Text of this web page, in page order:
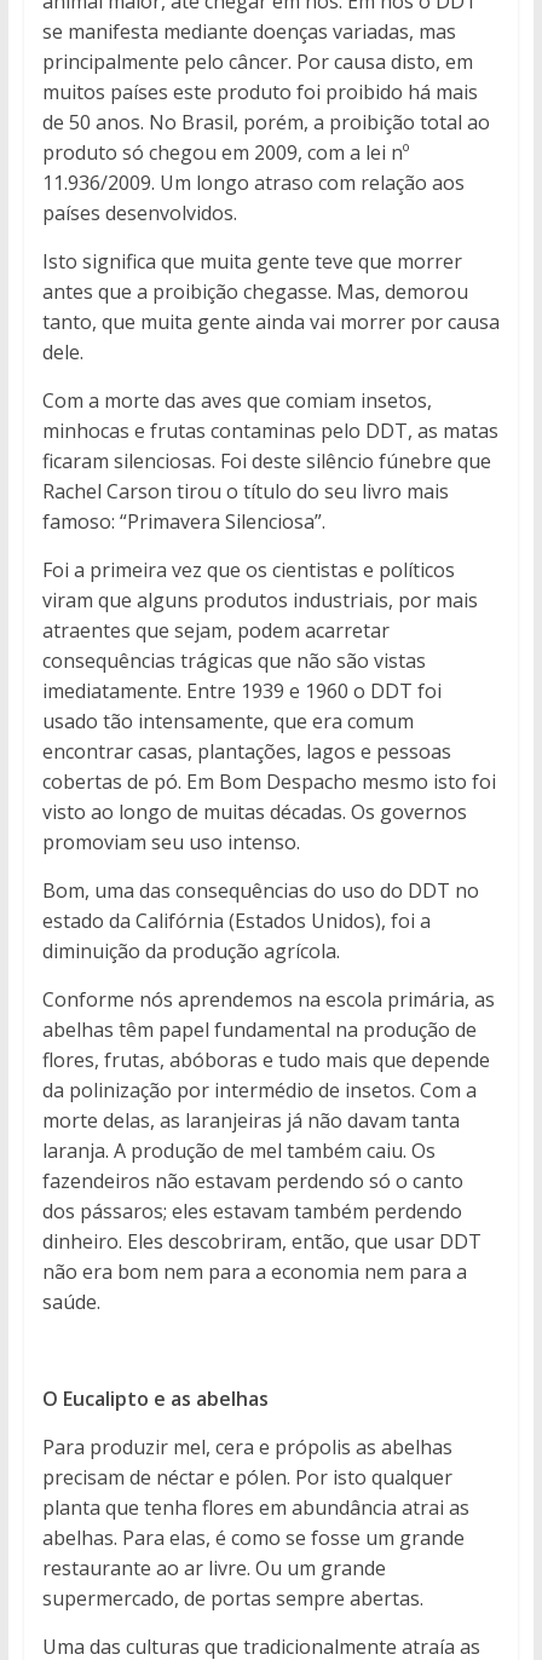
se manifesta mediante doenças variadas, mas
principalmente pelo câncer. Por causa disto, em
muitos países este produto foi proibido há mais
de 50 anos. No Brasil, porém, a proibição total ao
produto só chegou em 2009, com a lei nº
11.936/2009. Um longo atraso com relação aos
países desenvolvidos.
Isto significa que muita gente teve que morrer
antes que a proibição chegasse. Mas, demorou
tanto, que muita gente ainda vai morrer por causa
dele.
Com a morte das aves que comiam insetos,
minhocas e frutas contaminas pelo DDT, as matas
ficaram silenciosas. Foi deste silêncio fúnebre que
Rachel Carson tirou o título do seu livro mais
famoso: “Primavera Silenciosa”.
Foi a primeira vez que os cientistas e políticos
viram que alguns produtos industriais, por mais
atraentes que sejam, podem acarretar
consequências trágicas que não são vistas
imediatamente. Entre 1939 e 1960 o DDT foi
usado tão intensamente, que era comum
encontrar casas, plantações, lagos e pessoas
cobertas de pó. Em Bom Despacho mesmo isto foi
visto ao longo de muitas décadas. Os governos
promoviam seu uso intenso.
Bom, uma das consequências do uso do DDT no
estado da Califórnia (Estados Unidos), foi a
diminuição da produção agrícola.
Conforme nós aprendemos na escola primária, as
abelhas têm papel fundamental na produção de
flores, frutas, abóboras e tudo mais que depende
da polinização por intermédio de insetos. Com a
morte delas, as laranjeiras já não davam tanta
laranja. A produção de mel também caiu. Os
fazendeiros não estavam perdendo só o canto
dos pássaros; eles estavam também perdendo
dinheiro. Eles descobriram, então, que usar DDT
não era bom nem para a economia nem para a
saúde.
O Eucalipto e as abelhas
Para produzir mel, cera e própolis as abelhas
precisam de néctar e pólen. Por isto qualquer
planta que tenha flores em abundância atrai as
abelhas. Para elas, é como se fosse um grande
restaurante ao ar livre. Ou um grande
supermercado, de portas sempre abertas.
Uma das culturas que tradicionalmente atraía as